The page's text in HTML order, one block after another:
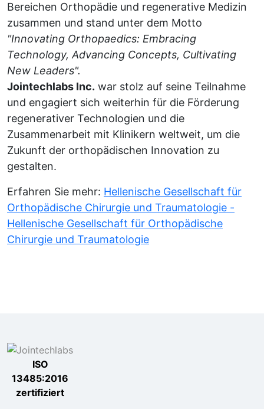
Bereichen Orthopädie und regenerative Medizin
zusammen und stand unter dem Motto
"Innovating Orthopaedics: Embracing
Technology, Advancing Concepts, Cultivating
New Leaders".
Jointechlabs Inc. war stolz auf seine Teilnahme
und engagiert sich weiterhin für die Förderung
regenerativer Technologien und die
Zusammenarbeit mit Klinikern weltweit, um die
Zukunft der orthopädischen Innovation zu
gestalten.
Erfahren Sie mehr: Hellenische Gesellschaft für
Orthopädische Chirurgie und Traumatologie -
Hellenische Gesellschaft für Orthopädische
Chirurgie und Traumatologie
ISO
13485:2016
zertifiziert